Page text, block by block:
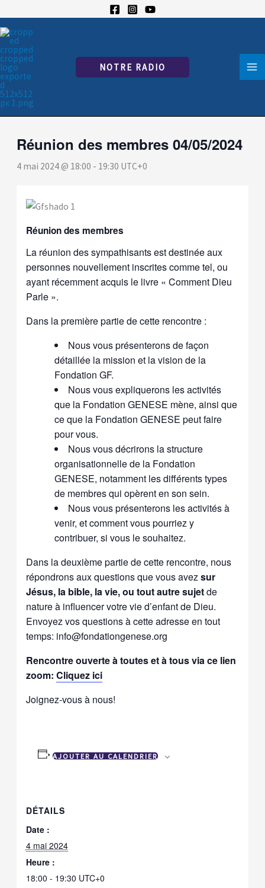
au
contenu
NOTRE RADIO
« Tous les Évènements
Cet évènement est passé.
Réunion des membres 04/05/2024
4 mai 2024 @ 18:00 - 19:30 UTC+0
Réunion des membres
La réunion des sympathisants est destinée aux
personnes nouvellement inscrites comme tel, ou
ayant récemment acquis le livre « Comment Dieu
Parle ».
Dans la première partie de cette rencontre :
Nous vous présenterons de façon
détaillée la mission et la vision de la
Fondation GF.
Nous vous expliquerons les activités
que la Fondation GENESE mène, ainsi que
ce que la Fondation GENESE peut faire
pour vous.
Nous vous décrirons la structure
organisationnelle de la Fondation
GENESE, notamment les différents types
de membres qui opèrent en son sein.
Nous vous présenterons les activités à
venir, et comment vous pourriez y
contribuer, si vous le souhaitez.
Dans la deuxième partie de cette rencontre, nous
répondrons aux questions que vous avezsur
Jésus, la bible, la vie, ou tout autre sujetde
nature à influencer votre vie d’enfant de Dieu.
Envoyez vos questions à cette adresse en tout
temps: info@fondationgenese.org
Rencontre ouverte à toutes et à tous via ce lien
zoom: Cliquez ici
Joignez-vous à nous!
AJOUTER AU CALENDRIER
DÉTAILS
Date :
4 mai 2024
Heure :
18:00 - 19:30 UTC+0